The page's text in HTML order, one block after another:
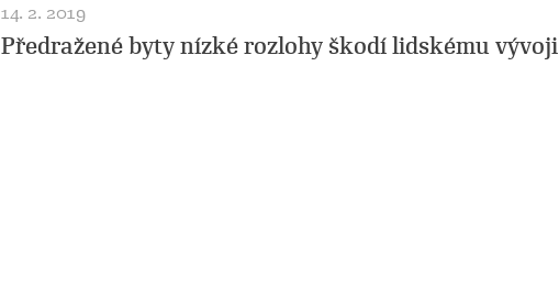
14. 2. 2019
Předražené byty nízké rozlohy škodí lidskému vývoji